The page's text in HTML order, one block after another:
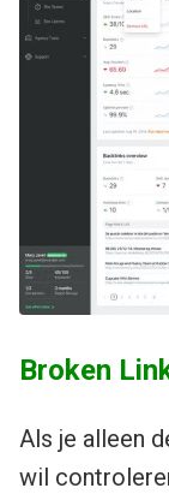
Broken
Als je alleen
wil